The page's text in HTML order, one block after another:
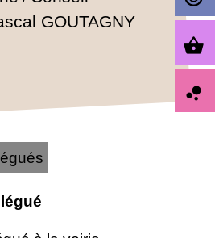
GOUTAGNY
shopping_basket
bubble_chart